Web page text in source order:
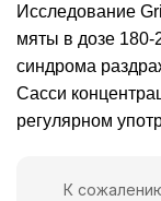
Исследование
мяты в дозе
синдрома
Сасси
регулярном
К